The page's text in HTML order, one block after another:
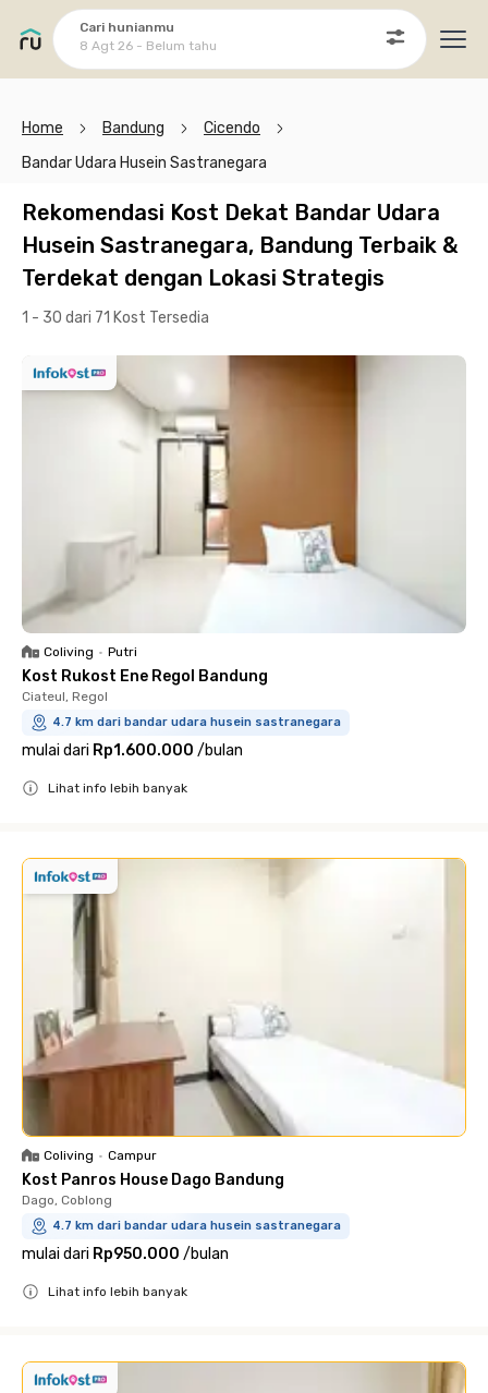
Cari hunianmu
8 Agt 26 - Belum tahu
Home Bandung
Cicendo
Bandar Udara Husein Sastranegara
Rekomendasi Kost Dekat Bandar Udara
Husein Sastranegara, Bandung Terbaik &
Terdekat dengan Lokasi Strategis
1 - 30 dari 71 Kost Tersedia
Coliving • Putri
Kost Rukost Ene Regol Bandung
Ciateul, Regol
4.7 km dari bandar udara husein sastranegara
mulai dari Rp1.600.000 /bulan
Lihat info lebih banyak
Coliving • Campur
Kost Panros House Dago Bandung
Dago, Coblong
4.7 km dari bandar udara husein sastranegara
mulai dari Rp950.000 /bulan
Lihat info lebih banyak